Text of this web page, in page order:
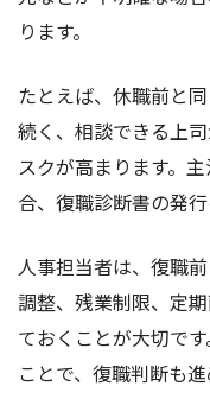
ります。
たとえば、休職前と
続く、相談できる上
スクが高まります。
合、復職診断書の発
人事担当者は、復職
調整、残業制限、定
ておくことが大切で
ことで、復職判断も進